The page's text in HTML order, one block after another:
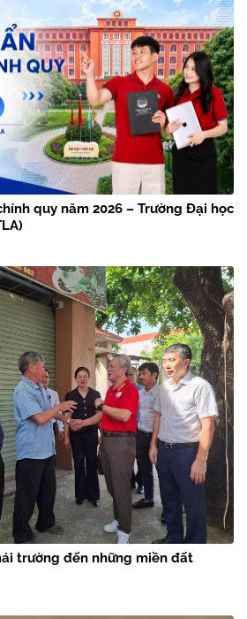
quy năm 2026 – Trường Đại học
trường đến những miền đất